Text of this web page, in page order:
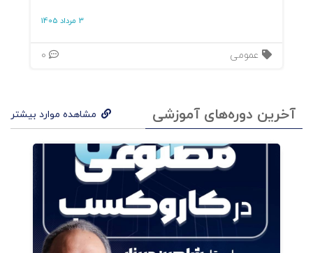
3 مرداد 1405
عمومی
آخرین دوره‌های آموزشی مشاهده موارد بیشتر